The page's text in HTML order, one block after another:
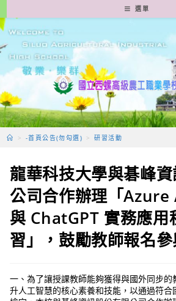
轉
至
要
容
選單
> -首頁公告(勿勾選) > 研習活動
龍華科技大學與碁峰
公司合作辦理「Azure
與 ChatGPT 實務應用
習」，鼓勵教師報名參
一、為了讓授課教師能夠獲得與國外同步
升人工智慧的核心素養和技能，以通過符合